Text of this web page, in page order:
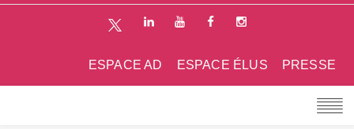
PRESSE
ESPACE ÉLUS
ESPACE AD